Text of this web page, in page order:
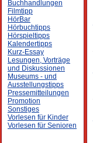
Buchhandlungen
Filmtipp
HörBar
Hörbuchtipps
Hörspieltipps
Kalendertipps
Kurz-Essay
Lesungen, Vorträge
und Diskussionen
Museums - und
Ausstellungstipps
Pressemitteilungen
Promotion
Sonstiges
Vorlesen für Kinder
Vorlesen für Senioren